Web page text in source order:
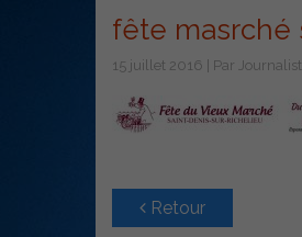
fête masrché
15 juillet 2016 | Par
Retour